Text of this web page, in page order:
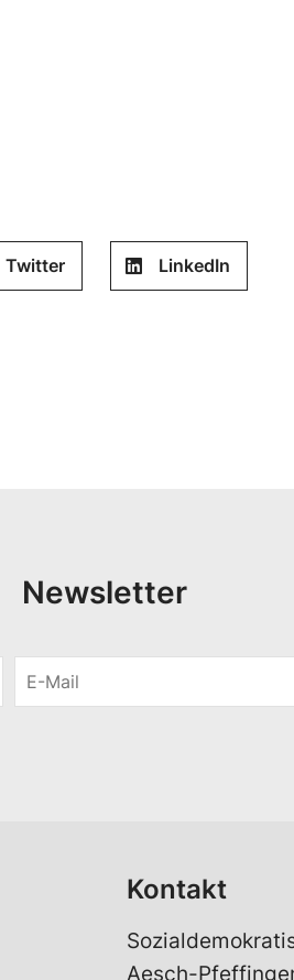
Twitter LinkedIn
Newsletter
M
Kontakt
Aesch-